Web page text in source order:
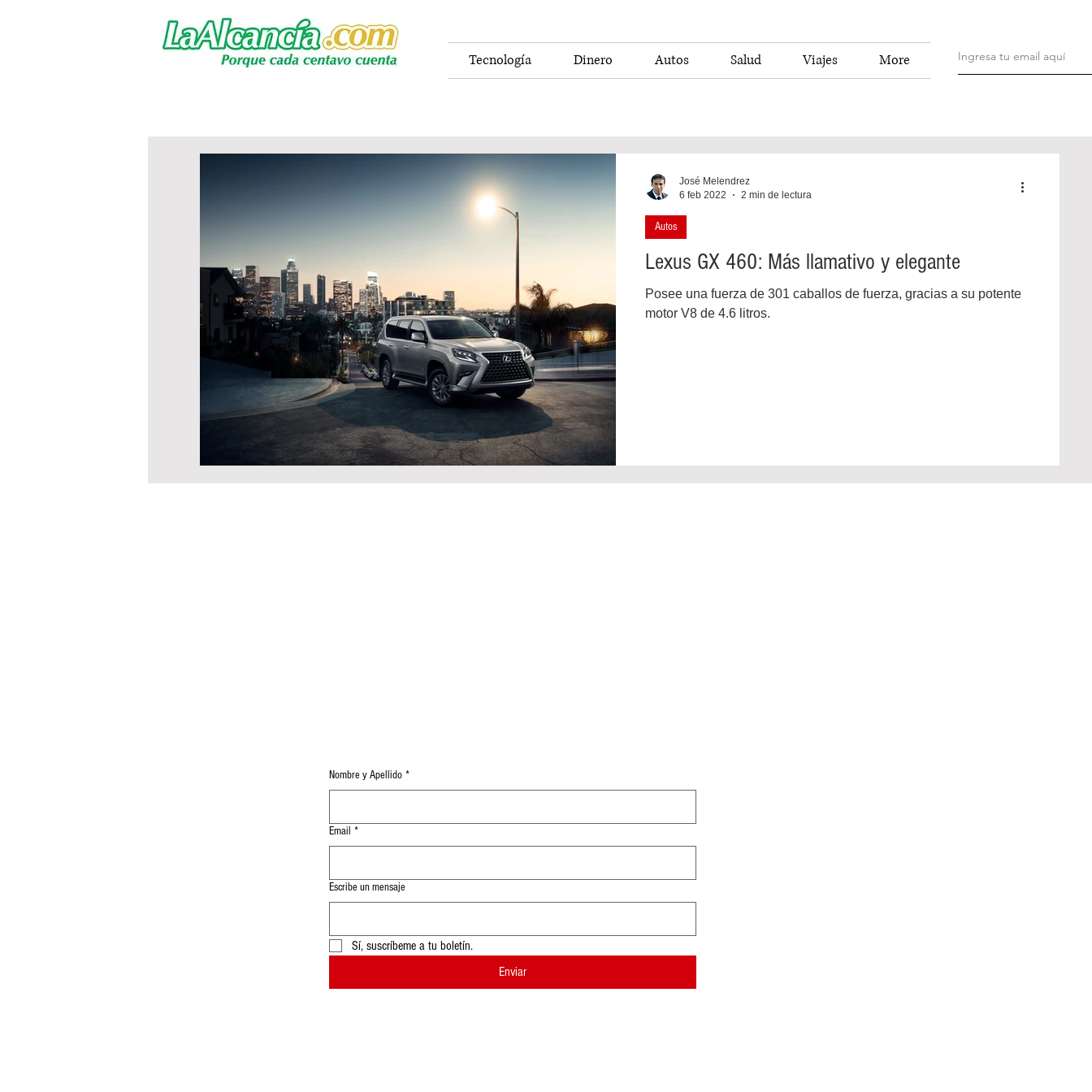
Tecnología Dinero Autos Salud Viajes More
Lexus GX 460: Más llamativo y elegante
Posee una fuerza de 301 caballos de fuerza, gracias a su potente
motor V8 de 4.6 litros.
Autos
José Melendrez
6 feb 2022
2 min de lectura
Nombre y Apellido *
Email *
Escribe un mensaje
Sí, suscríbeme a tu boletín.
Enviar